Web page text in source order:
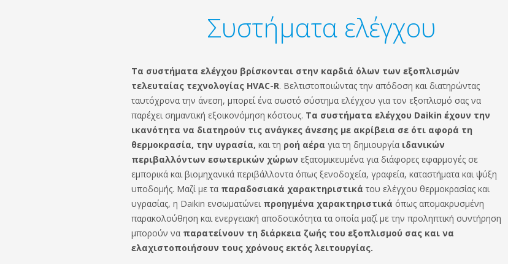
Συστήματα ελέγχου
Τα συστήματα ελέγχου βρίσκονται στην καρδιά όλων των εξοπλισμών
τελευταίας τεχνολογίας HVAC-R. Βελτιστοποιώντας την απόδοση και διατηρώντας
ταυτόχρονα την άνεση, μπορεί ένα σωστό σύστημα ελέγχου για τον εξοπλισμό σας να
παρέχει σημαντική εξοικονόμηση κόστους. Τα συστήματα ελέγχου Daikin έχουν την
ικανότητα να διατηρούν τις ανάγκες άνεσης με ακρίβεια σε ότι αφορά τη
θερμοκρασία, την υγρασία, και τη ροή αέρα για τη δημιουργία ιδανικών
περιβαλλόντων εσωτερικών χώρων εξατομικευμένα για διάφορες εφαρμογές σε
εμπορικά και βιομηχανικά περιβάλλοντα όπως ξενοδοχεία, γραφεία, καταστήματα και ψύξη
υποδομής. Μαζί με ταπαραδοσιακά χαρακτηριστικά του ελέγχου θερμοκρασίας και
υγρασίας, η Daikin ενσωματώνει προηγμένα χαρακτηριστικά όπως απομακρυσμένη
παρακολούθηση και ενεργειακή αποδοτικότητα τα οποία μαζί με την προληπτική συντήρηση
μπορούν να παρατείνουν τη διάρκεια ζωής του εξοπλισμού σας και να
ελαχιστοποιήσουν τους χρόνους εκτός λειτουργίας.